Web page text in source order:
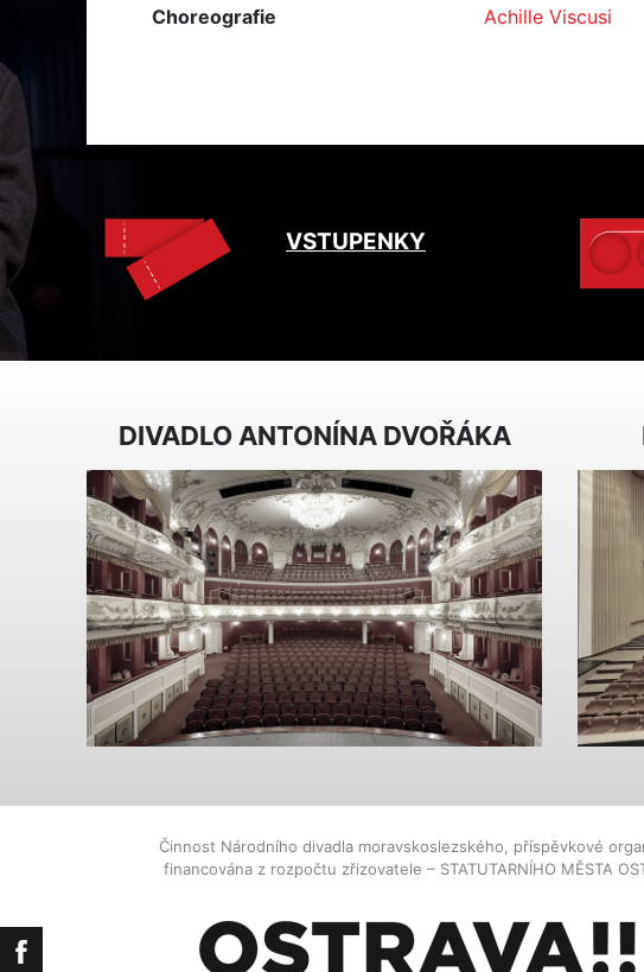
Facebook
Choreografie
Achille Viscusi
VSTUPENKY
DIVADLO ANTONÍNA DVOŘÁKA
Činnost Národního divadla moravskoslezského, příspěvkové
financována z rozpočtu zřizovatele – STATUTARNÍHO MĚSTA